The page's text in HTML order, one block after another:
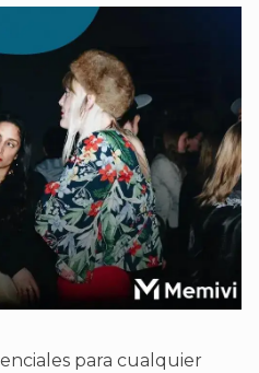
para cualquier